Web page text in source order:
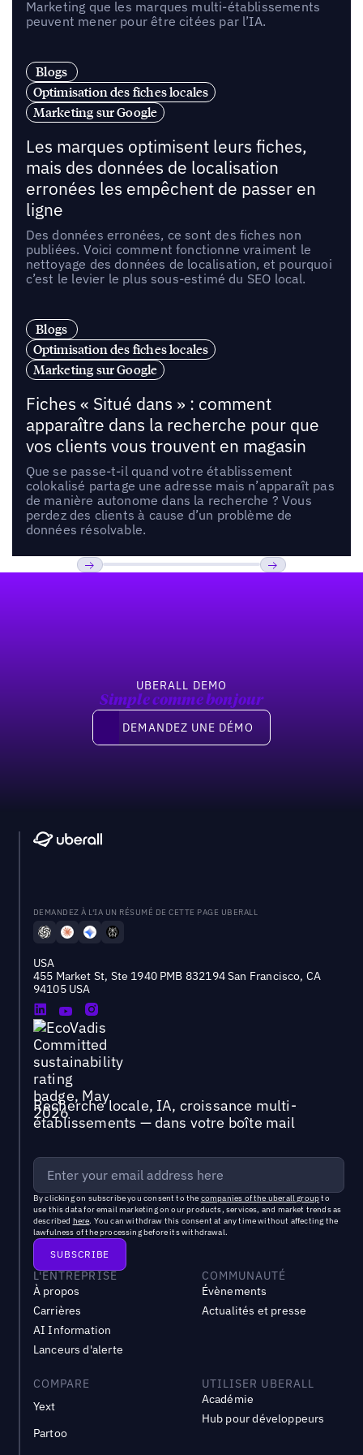
Marketing que les marques multi-établissements
peuvent mener pour être citées par l’IA.
Blogs
Optimisation des fiches locales
Marketing sur Google
Les marques optimisent leurs fiches,
mais des données de localisation
erronées les empêchent de passer en
ligne
Des données erronées, ce sont des fiches non
publiées. Voici comment fonctionne vraiment le
nettoyage des données de localisation, et pourquoi
c’est le levier le plus sous-estimé du SEO local.
Blogs
Optimisation des fiches locales
Marketing sur Google
Fiches « Situé dans » : comment
apparaître dans la recherche pour que
vos clients vous trouvent en magasin
Que se passe-t-il quand votre établissement
colokalisé partage une adresse mais n’apparaît pas
de manière autonome dans la recherche ? Vous
perdez des clients à cause d’un problème de
données résolvable.
UBERALL DEMO
Simple comme bonjour
Demandez une démo
DEMANDEZ UNE DÉMO
DEMANDEZ À L'IA UN RÉSUMÉ DE CETTE PAGE UBERALL
USA
455 Market St, Ste 1940 PMB 832194 San Francisco, CA
94105 USA
Recherche locale, IA, croissance multi-
établissements — dans votre boîte mail
By clicking on subscribe you consent to the companies of the uberall groupto
use this data for email marketing on our products, services, and market trends as
described here. You can withdraw this consent at any time without affecting the
lawfulness of the processing before its withdrawal.
L'ENTREPRISE
À propos
Carrières
AI Information
Lanceurs d'alerte
COMMUNAUTÉ
Évènements
Actualités et presse
COMPARE
Yext
Partoo
UTILISER UBERALL
Académie
Hub pour développeurs